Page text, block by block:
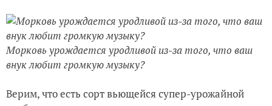
Морковь урождается уродливой из-за того, что ваш
внук любит громкую музыку?
Верим, что есть сорт вьющейся супер-урожайной